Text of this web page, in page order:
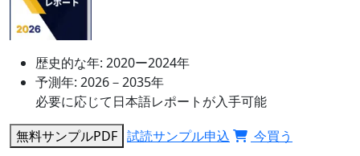
歴史的な年: 2020ー2024年
予測年: 2026－2035年
必要に応じて日本語レポートが入手可能
無料サンプルPDF 試読サンプル申込 今買う